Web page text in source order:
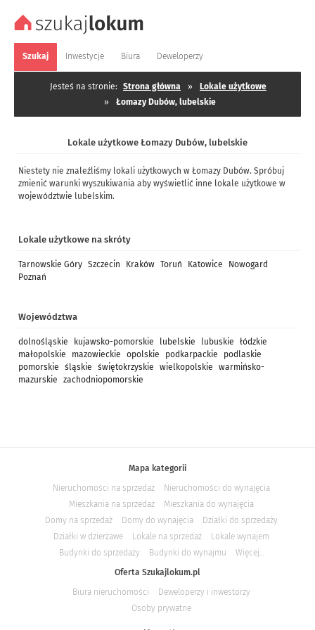
Szukaj Inwestycje Biura Deweloperzy
Jesteś na stronie: Strona główna »
Lokale użytkowe
»
Łomazy Dubów, lubelskie
Lokale użytkowe Łomazy Dubów, lubelskie
Niestety nie znaleźliśmy lokali użytkowych w Łomazy Dubów. Spróbuj
zmienić warunki wyszukiwania aby wyświetlić inne lokale użytkowe w
województwie lubelskim.
Lokale użytkowe na skróty
Tarnowskie Góry Szczecin Kraków Toruń Katowice
Nowogard
Poznań
Województwa
dolnośląskie kujawsko-pomorskie lubelskie lubuskie
łódzkie
małopolskie
mazowieckie opolskie podkarpackie
podlaskie
pomorskie
śląskie świętokrzyskie wielkopolskie
warmińsko-
mazurskie
zachodniopomorskie
Mapa kategorii
Nieruchomości na sprzedaż
Nieruchomości do wynajęcia
Mieszkania na sprzedaż
Mieszkania do wynajęcia
Domy na sprzedaż
Domy do wynajęcia
Działki do sprzedaży
Działki w dzierżawe
Lokale na sprzedaż
Lokale wynajem
Budynki do sprzedaży
Budynki do wynajmu
Więcej...
Oferta Szukajlokum.pl
Biura nieruchomości
Deweloperzy i inwestorzy
Osoby prywatne